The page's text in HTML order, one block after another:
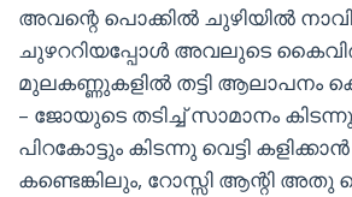
അവന്റെ പൊക്കിൽ ചുഴിയിൽ
ചുഴററിയപ്പോൾ അവലുടെ
മുലകണ്ണുകളിൽ തട്ടി ആലാപനം
– ജോയുടെ തടിച്ച് സാമാനം
പിറകോട്ടും കിടന്നു വെട്ടി
കണ്ടെങ്കിലും, റോസ്സി ആന്റി അതു